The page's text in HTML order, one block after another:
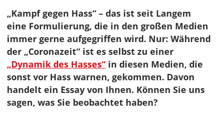
„Kampf gegen Hass“ – das ist seit Langem
eine Formulierung, die in den großen Medien
immer gerne aufgegriffen wird. Nur: Während
der „Coronazeit“ ist es selbst zu einer
„Dynamik des Hasses“ in diesen Medien, die
sonst vor Hass warnen, gekommen. Davon
handelt ein Essay von Ihnen. Können Sie uns
sagen, was Sie beobachtet haben?